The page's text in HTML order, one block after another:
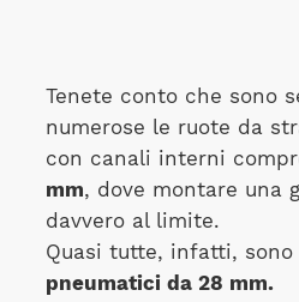
Tenete conto che sono
numerose le ruote da
con canali interni
mm, dove montare una
davvero al limite.
Quasi tutte, infatti, sono
pneumatici da 28 mm.